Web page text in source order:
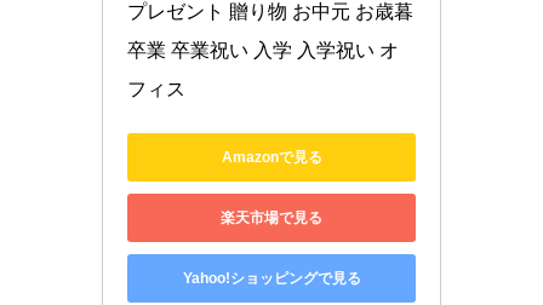
プレゼント 贈り物 お中元 お歳暮
卒業 卒業祝い 入学 入学祝い オ
フィス
Amazonで見る
楽天市場で見る
Yahoo!ショッピングで見る